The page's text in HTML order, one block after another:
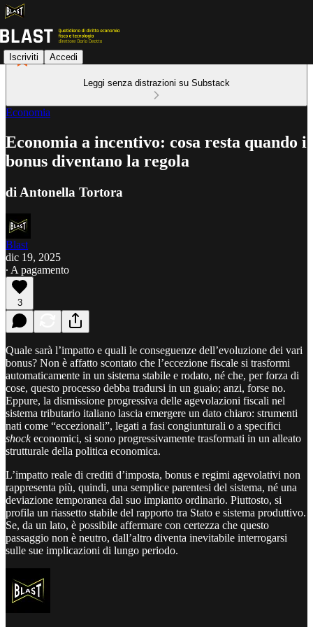
Iscriviti Accedi
Leggi senza distrazioni su Substack
Economia
Economia a incentivo: cosa resta quando i
bonus diventano la regola
di Antonella Tortora
Blast
dic 19, 2025
∙ A pagamento
3
Quale sarà l’impatto e quali le conseguenze dell’evoluzione dei vari
bonus? Non è affatto scontato che l’eccezione fiscale si trasformi
automaticamente in un sistema stabile e rodato, né che, per forza di
cose, questo processo debba tradursi in un guaio; anzi, forse no.
Eppure, la dismissione progressiva delle agevolazioni fiscali nel
sistema tributario italiano lascia emergere un dato chiaro: strumenti
nati come “eccezionali”, legati a fasi congiunturali o a specifici
shockeconomici, si sono progressivamente trasformati in un alleato
strutturale della politica economica.
L’impatto reale di crediti d’imposta, bonus e regimi agevolativi non
rappresenta più, quindi, una semplice parentesi del sistema, né una
deviazione temporanea dal suo impianto ordinario. Piuttosto, si
profila un riassetto stabile del rapporto tra Stato e sistema produttivo.
Se, da un lato, è possibile affermare con certezza che questo
passaggio non è neutro, dall’altro diventa inevitabile interrogarsi
sulle sue implicazioni di lungo periodo.